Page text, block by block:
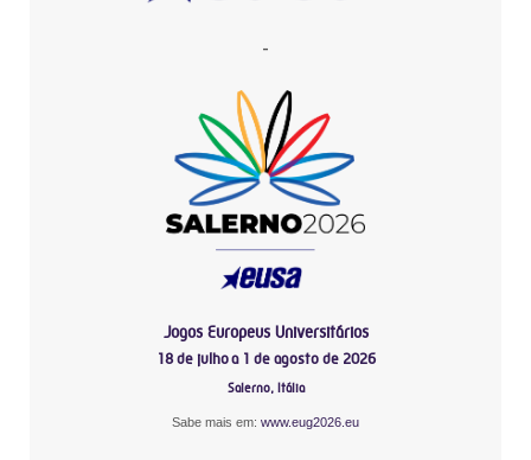
-
Jogos Europeus Universitários
18 de julho a 1 de agosto de 2026
Salerno, Itália
Sabe mais em: www.eug2026.eu